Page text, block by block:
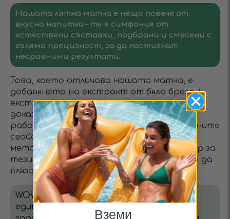
Нашата лятна матча е нещо повече от
вкусна напитка – тя е симфония от
естествени съставки, подбрани и смесени с
голяма прецизност, за да постигнат
несравними резултати.
Това, което отличава нашата матча, е
добавянето на екстракт от бяла бреза +
екстракт от еньовче, известни с
доказаното си WaterOut действие. Те
работят в чудесна синергия с естествените
свойства на матча за стимулиране на
метаболизма, предлагайки отличен избор за
тези, които търсят здравословен начин да
влязат и да останат във форма.
WOW TEA Matcha Slimfit Tropicana е
единствен по рода си бленд, който
Вземи